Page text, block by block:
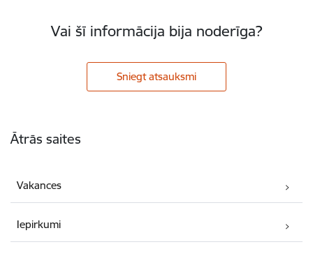
Vai šī informācija bija noderīga?
Sniegt atsauksmi
Ātrās saites
Vakances
Iepirkumi